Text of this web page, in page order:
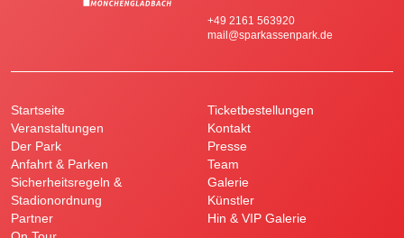
+49 2161 563920
mail@sparkassenpark.de
Startseite
Veranstaltungen
Der Park
Anfahrt & Parken
Sicherheitsregeln &
Stadionordnung
Partner
Ticketbestellungen
Kontakt
Presse
Team
Galerie
Künstler
Hin & VIP Galerie